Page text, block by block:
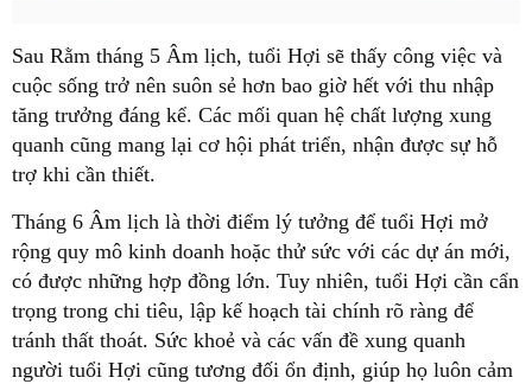
Sau Rằm tháng 5 Âm lịch, tuổi Hợi sẽ thấy công việc và
cuộc sống trở nên suôn sẻ hơn bao giờ hết với thu nhập
tăng trưởng đáng kể. Các mối quan hệ chất lượng xung
quanh cũng mang lại cơ hội phát triển, nhận được sự hỗ
trợ khi cần thiết.
Tháng 6 Âm lịch là thời điểm lý tưởng để tuổi Hợi mở
rộng quy mô kinh doanh hoặc thử sức với các dự án mới,
có được những hợp đồng lớn. Tuy nhiên, tuổi Hợi cần cẩn
trọng trong chi tiêu, lập kế hoạch tài chính rõ ràng để
tránh thất thoát. Sức khoẻ và các vấn đề xung quanh
người tuổi Hợi cũng tương đối ổn định, giúp họ luôn cảm